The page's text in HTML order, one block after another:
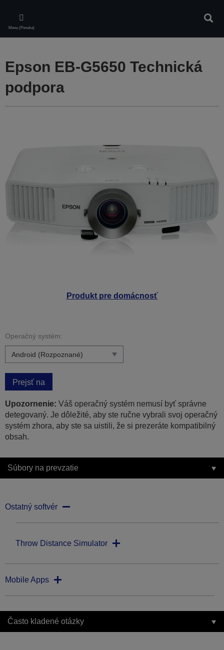
main
content
Menu (Ponuka)
Produkt pre domácnosť
Epson EB-G5650 Technická
podpora
Operačný systém:
Prejsť na
Upozornenie: Váš operačný systém nemusí byť správne
detegovaný. Je dôležité, aby ste ručne vybrali svoj operačný
systém zhora, aby ste sa uistili, že si prezeráte kompatibilný
obsah.
Súbory na prevzatie
Ostatný softvér
Throw Distance Simulator
Mobile Apps
Často kladené otázky